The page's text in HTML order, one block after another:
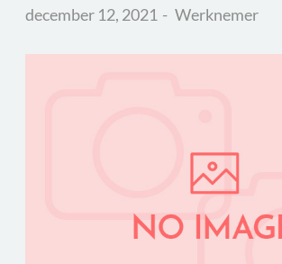
december 12, 2021 Werknemer